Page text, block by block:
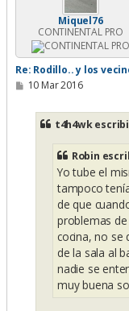
Miquel76
CONTINENTAL PRO
Re: Rodillo.. y los
M10 Mar 2016
t4h4wk
Robin
Yo tube el
tampoco
de que
problemas
cocina, no se
de la sala al
nadie se
muy buena